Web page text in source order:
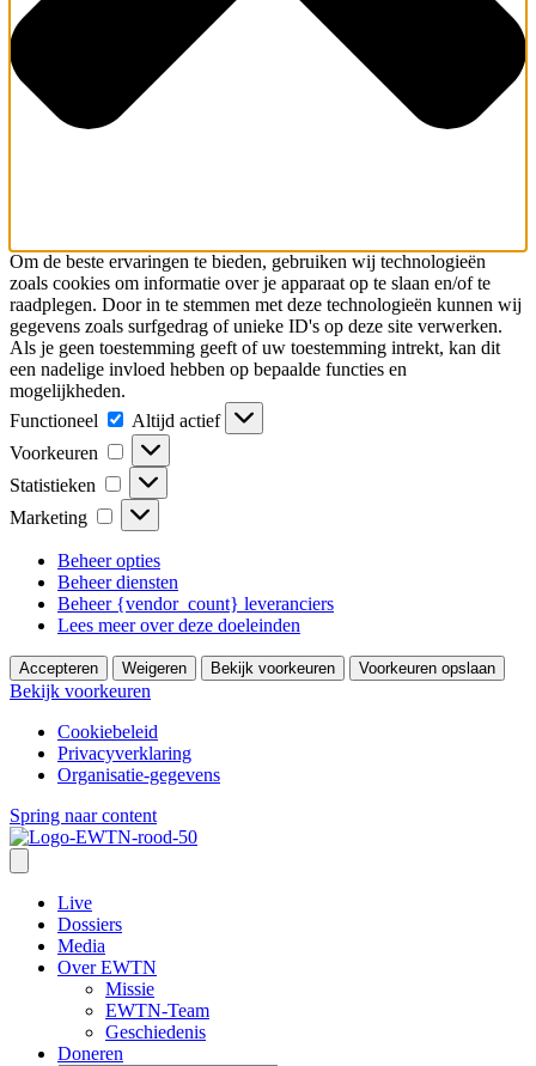
Om de beste ervaringen te bieden, gebruiken wij technologieën
zoals cookies om informatie over je apparaat op te slaan en/of te
raadplegen. Door in te stemmen met deze technologieën kunnen wij
gegevens zoals surfgedrag of unieke ID's op deze site verwerken.
Als je geen toestemming geeft of uw toestemming intrekt, kan dit
een nadelige invloed hebben op bepaalde functies en
mogelijkheden.
Functioneel
Functioneel
Altijd actief
Voorkeuren
Voorkeuren
Statistieken Statistieken
Marketing Marketing
Beheer opties
Beheer diensten
Beheer {vendor_count} leveranciers
Lees meer over deze doeleinden
Accepteren Weigeren Bekijk voorkeuren Voorkeuren opslaan
Bekijk voorkeuren
Cookiebeleid
Privacyverklaring
Organisatie-gegevens
Spring naar content
Live
Dossiers
Media
Over EWTN
Missie
EWTN-Team
Geschiedenis
Doneren